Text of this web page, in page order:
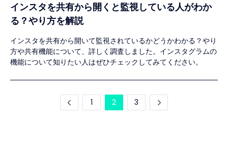
インスタを共有から開くと監視している人がわか
る？やり方を解説
インスタを共有から開いて監視されているかどうかわかる？やり
方や共有機能について、詳しく調査しました。インスタグラムの
機能について知りたい人はぜひチェックしてみてください。
1 2 3